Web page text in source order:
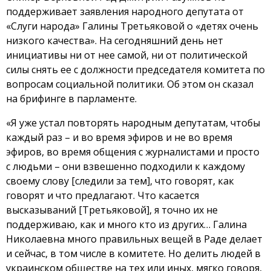
поддерживает заявления народного депутата от
«Слуги народа» Галины Третьяковой о «детях очень
низкого качества». На сегодняшний день нет
инициативы ни от нее самой, ни от политической
силы снять ее с должности председателя комитета по
вопросам социальной политики. Об этом он сказал
на брифинге в парламенте.
«Я уже устал повторять народным депутатам, чтобы
каждый раз – и во время эфиров и не во время
эфиров, во время общения с журналистами и просто
с людьми – они взвешенно подходили к каждому
своему слову [следили за тем], что говорят, как
говорят и что предлагают. Что касается
высказываний [Третьяковой], я точно их не
поддерживаю, как и много кто из других… Галина
Николаевна много правильных вещей в Раде делает
и сейчас, в том числе в комитете. Но делить людей в
украинском обществе на тех или иных, мягко говоря,